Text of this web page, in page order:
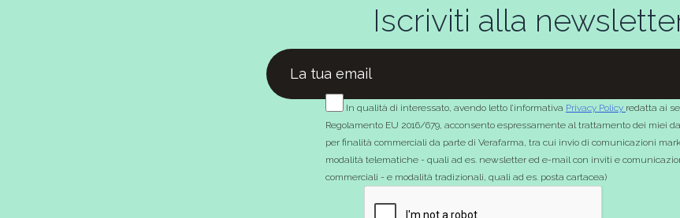
Iscriviti alla
In qualità di interessato, avendo letto l’informativa Privacy Policy redatta ai
Regolamento EU 2016/679, acconsento espressamente al trattamento dei miei
per finalità commerciali da parte di Verafarma, tra cui invio di comunicazioni
modalità telematiche - quali ad es. newsletter ed e-mail con inviti e
commerciali - e modalità tradizionali, quali ad es. posta cartacea)